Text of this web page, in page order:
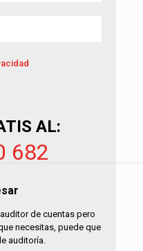
AL:
682
de cuentas pero
necesitas, puede que
auditoría.